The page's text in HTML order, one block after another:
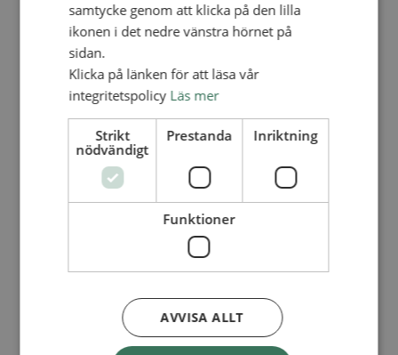
Lediga tjänster
FÖR FÖRSAMLINGAR
FÖRDJUPNING OCH UTVECKLING
Missionella initiativ
Smågrupper
Skapelse och miljö
Gudstjänst
Vänförsamling
Integrationsarbete
För barns bästa – överallt
Missionsinspiratörens verktygslåda
Redovisning och lönehantering
Kyrkoavgiften
LOGGA IN
samtycke genom att klicka på den lilla
ikonen i det nedre vänstra hörnet på
sidan.
Klicka på länken för att läsa vår
integritetspolicy Läs mer
Strikt
nödvändigt
Prestanda Inriktning
Funktioner
AVVISA ALLT